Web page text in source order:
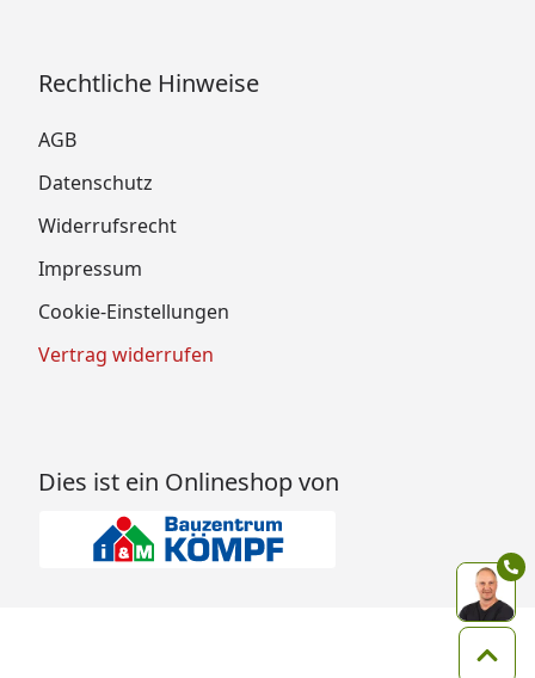
Rechtliche Hinweise
AGB
Datenschutz
Widerrufsrecht
Impressum
Cookie-Einstellungen
Vertrag widerrufen
Dies ist ein Onlineshop von